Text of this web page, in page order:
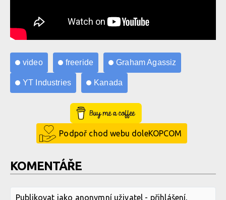
video freeride Graham Agassiz
YT Industries Kanada
Buy Me a Coffee
Podpoř chod webu doleKOPCOM
KOMENTÁŘE
Publikovat jako anonymní uživatel - přihlášení